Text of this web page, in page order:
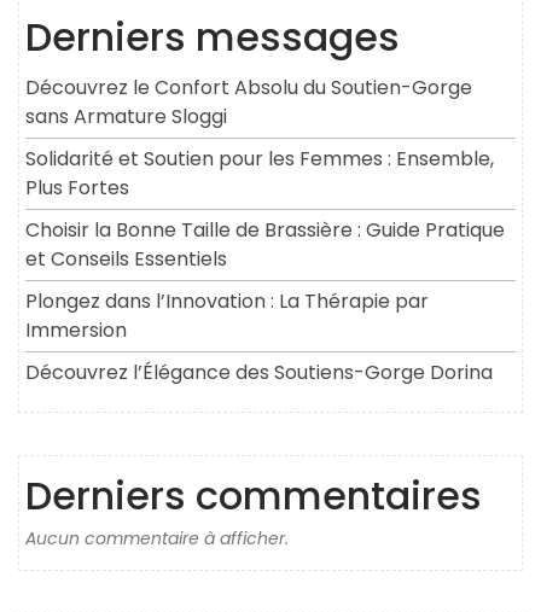
Derniers messages
Découvrez le Confort Absolu du Soutien-Gorge
sans Armature Sloggi
Solidarité et Soutien pour les Femmes : Ensemble,
Plus Fortes
Choisir la Bonne Taille de Brassière : Guide Pratique
et Conseils Essentiels
Plongez dans l’Innovation : La Thérapie par
Immersion
Découvrez l’Élégance des Soutiens-Gorge Dorina
Derniers commentaires
Aucun commentaire à afficher.